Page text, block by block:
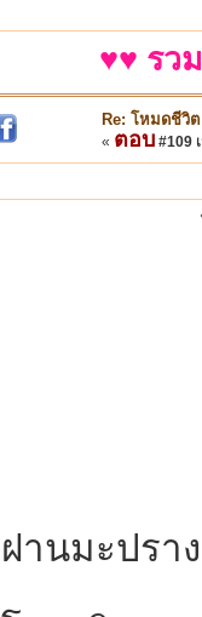
♥♥ รว
Re: โหมดชีวิต
« ตอบ #109
ฝานมะปรา